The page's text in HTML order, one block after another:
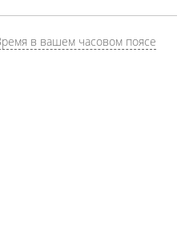
в вашем часовом поясе